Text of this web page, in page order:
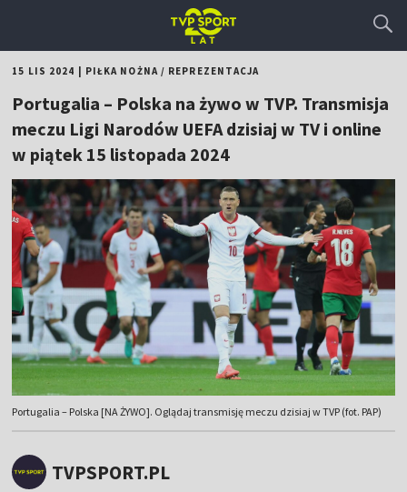
15 LIS 2024 PIŁKA NOŻNA/ REPREZENTACJA
Portugalia – Polska na żywo w TVP. Transmisja
meczu Ligi Narodów UEFA dzisiaj w TV i online
w piątek 15 listopada 2024
Portugalia – Polska [NA ŻYWO]. Oglądaj transmisję meczu dzisiaj w TVP (fot. PAP)
TVPSPORT.PL